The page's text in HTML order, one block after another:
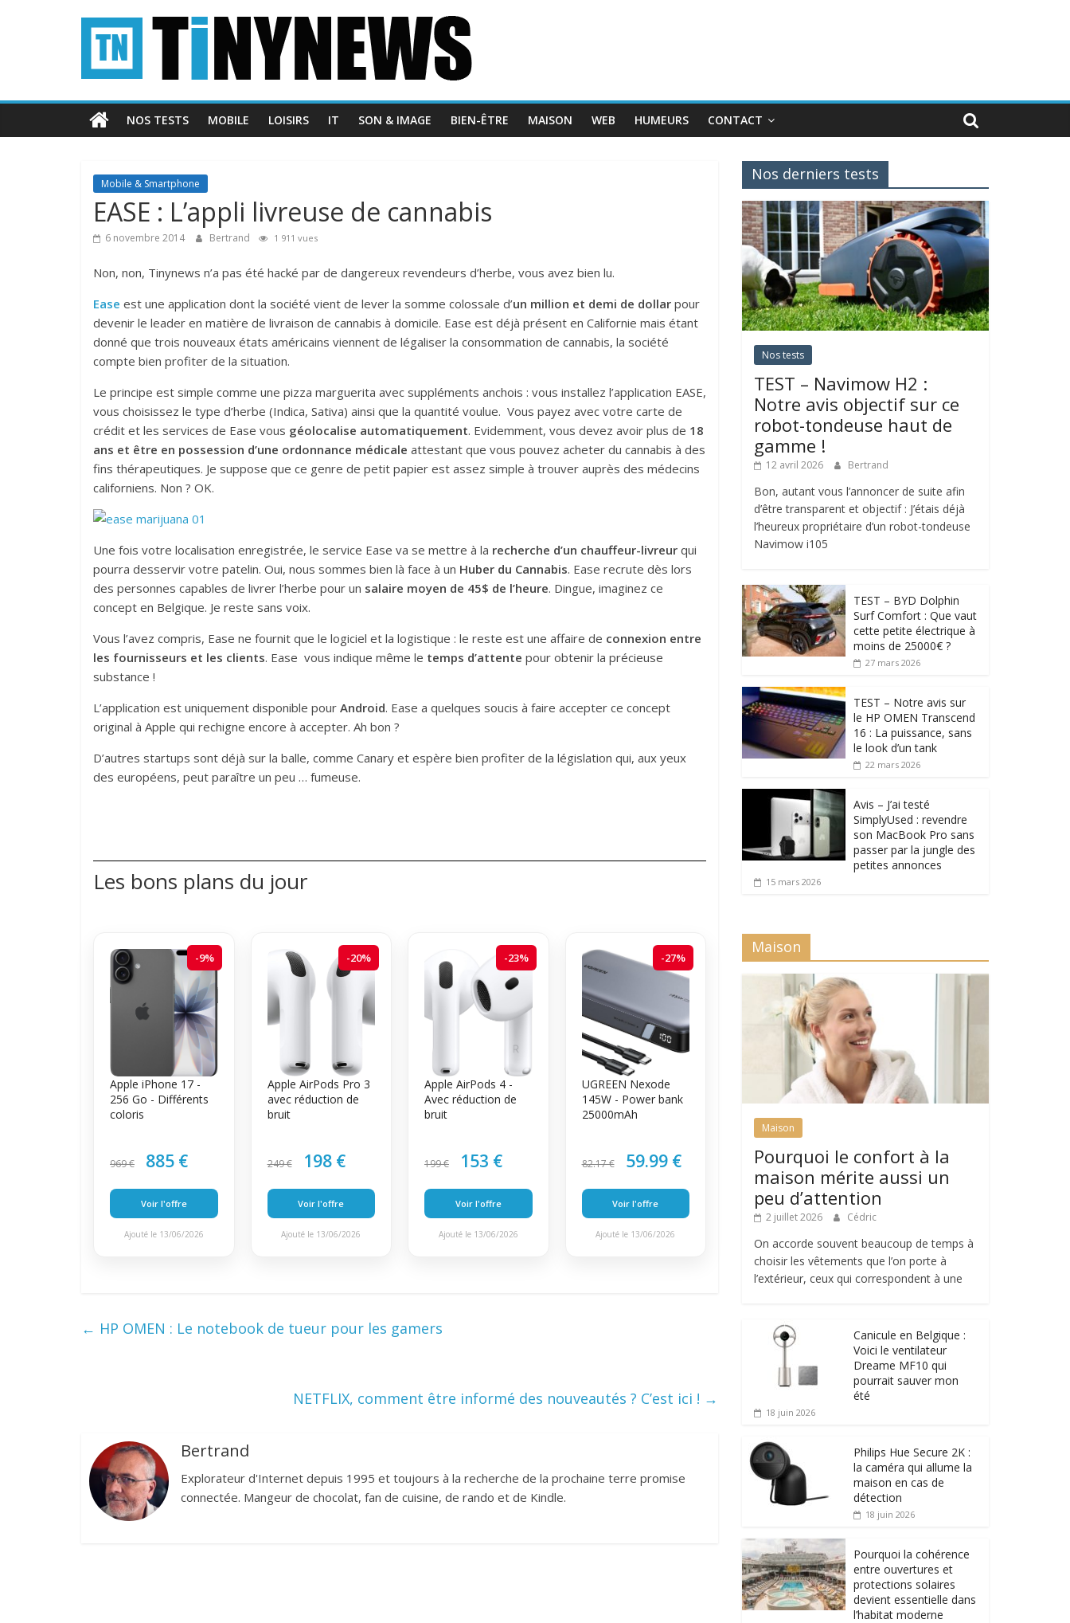
Tinynews
Le
belge
connectéNOS TESTS MOBILE LOISIRS IT SON & IMAGE BIEN-ÊTRE MAISON WEB HUMEURS CONTACT
Mobile & Smartphone
EASE : L’appli livreuse de cannabis
6 novembre 2014 Bertrand 1 911 vues
Non, non, Tinynews n’a pas été hacké par de dangereux revendeurs d’herbe, vous avez bien lu.
Ease est une application dont la société vient de lever la somme colossale d’un million et demi de dollar pour
devenir le leader en matière de livraison de cannabis à domicile. Ease est déjà présent en Californie mais étant
donné que trois nouveaux états américains viennent de légaliser la consommation de cannabis, la société
compte bien profiter de la situation.
Le principe est simple comme une pizza marguerita avec suppléments anchois : vous installez l’application EASE,
vous choisissez le type d’herbe (Indica, Sativa) ainsi que la quantité voulue. Vous payez avec votre carte de
crédit et les services de Ease vous géolocalise automatiquement. Evidemment, vous devez avoir plus de 18
ans et être en possession d’une ordonnance médicale attestant que vous pouvez acheter du cannabis à des
fins thérapeutiques. Je suppose que ce genre de petit papier est assez simple à trouver auprès des médecins
californiens. Non ? OK.
Une fois votre localisation enregistrée, le service Ease va se mettre à la recherche d’un chauffeur-livreur qui
pourra desservir votre patelin. Oui, nous sommes bien là face à un Huber du Cannabis. Ease recrute dès lors
des personnes capables de livrer l’herbe pour un salaire moyen de 45$ de l’heure. Dingue, imaginez ce
concept en Belgique. Je reste sans voix.
Vous l’avez compris, Ease ne fournit que le logiciel et la logistique : le reste est une affaire de connexion entre
les fournisseurs et les clients. Ease vous indique même le temps d’attente pour obtenir la précieuse
substance !
L’application est uniquement disponible pour Android. Ease a quelques soucis à faire accepter ce concept
original à Apple qui rechigne encore à accepter. Ah bon ?
D’autres startups sont déjà sur la balle, comme Canary et espère bien profiter de la législation qui, aux yeux
des européens, peut paraître un peu … fumeuse.
Les bons plans du jour
-9%
Apple iPhone 17 -
256 Go - Différents
coloris
969 € 885 €
Voir l'offre
Ajouté le 13/06/2026
-20%
Apple AirPods Pro 3
avec réduction de
bruit
249 € 198 €
Voir l'offre
Ajouté le 13/06/2026
-23%
Apple AirPods 4 -
Avec réduction de
bruit
199 € 153 €
Voir l'offre
Ajouté le 13/06/2026
-27%
UGREEN Nexode
145W - Power bank
25000mAh
82.17 € 59.99 €
Voir l'offre
Ajouté le 13/06/2026
← HP OMEN : Le notebook de tueur pour les gamers
NETFLIX, comment être informé des nouveautés ? C’est ici ! →
Bertrand
Explorateur d'Internet depuis 1995 et toujours à la recherche de la prochaine terre promise
connectée. Mangeur de chocolat, fan de cuisine, de rando et de Kindle.
Nos derniers tests
Nos tests
TEST – Navimow H2 :
Notre avis objectif sur ce
robot-tondeuse haut de
gamme !
12 avril 2026 Bertrand
Bon, autant vous l’annoncer de suite afin
d’être transparent et objectif : J’étais déjà
l’heureux propriétaire d’un robot-tondeuse
Navimow i105
TEST – BYD Dolphin
Surf Comfort : Que vaut
cette petite électrique à
moins de 25000€ ?
27 mars 2026
TEST – Notre avis sur
le HP OMEN Transcend
16 : La puissance, sans
le look d’un tank
22 mars 2026
Avis – J’ai testé
SimplyUsed : revendre
son MacBook Pro sans
passer par la jungle des
petites annonces
15 mars 2026
Maison
Maison
Pourquoi le confort à la
maison mérite aussi un
peu d’attention
2 juillet 2026 Cédric
On accorde souvent beaucoup de temps à
choisir les vêtements que l’on porte à
l’extérieur, ceux qui correspondent à une
Canicule en Belgique :
Voici le ventilateur
Dreame MF10 qui
pourrait sauver mon
été
18 juin 2026
Philips Hue Secure 2K :
la caméra qui allume la
maison en cas de
détection
18 juin 2026
Pourquoi la cohérence
entre ouvertures et
protections solaires
devient essentielle dans
l’habitat moderne